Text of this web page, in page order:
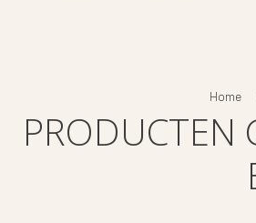
Home
PRODUCTEN